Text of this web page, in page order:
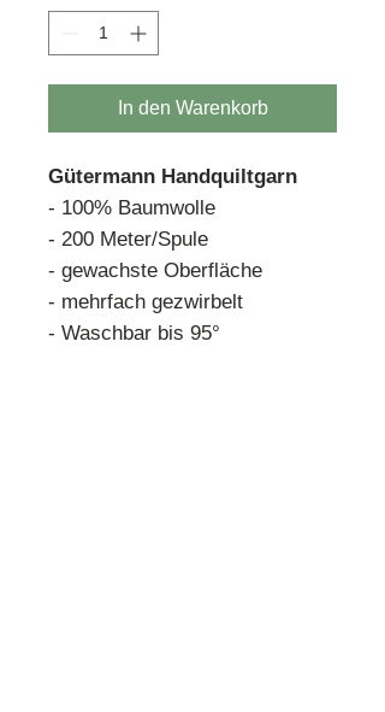
In den Warenkorb
Gütermann Handquiltgarn
- 100% Baumwolle
- 200 Meter/Spule
- gewachste Oberfläche
- mehrfach gezwirbelt
- Waschbar bis 95°